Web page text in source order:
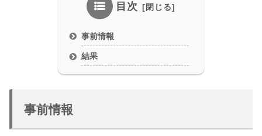
目次
事前情報
結果
事前情報